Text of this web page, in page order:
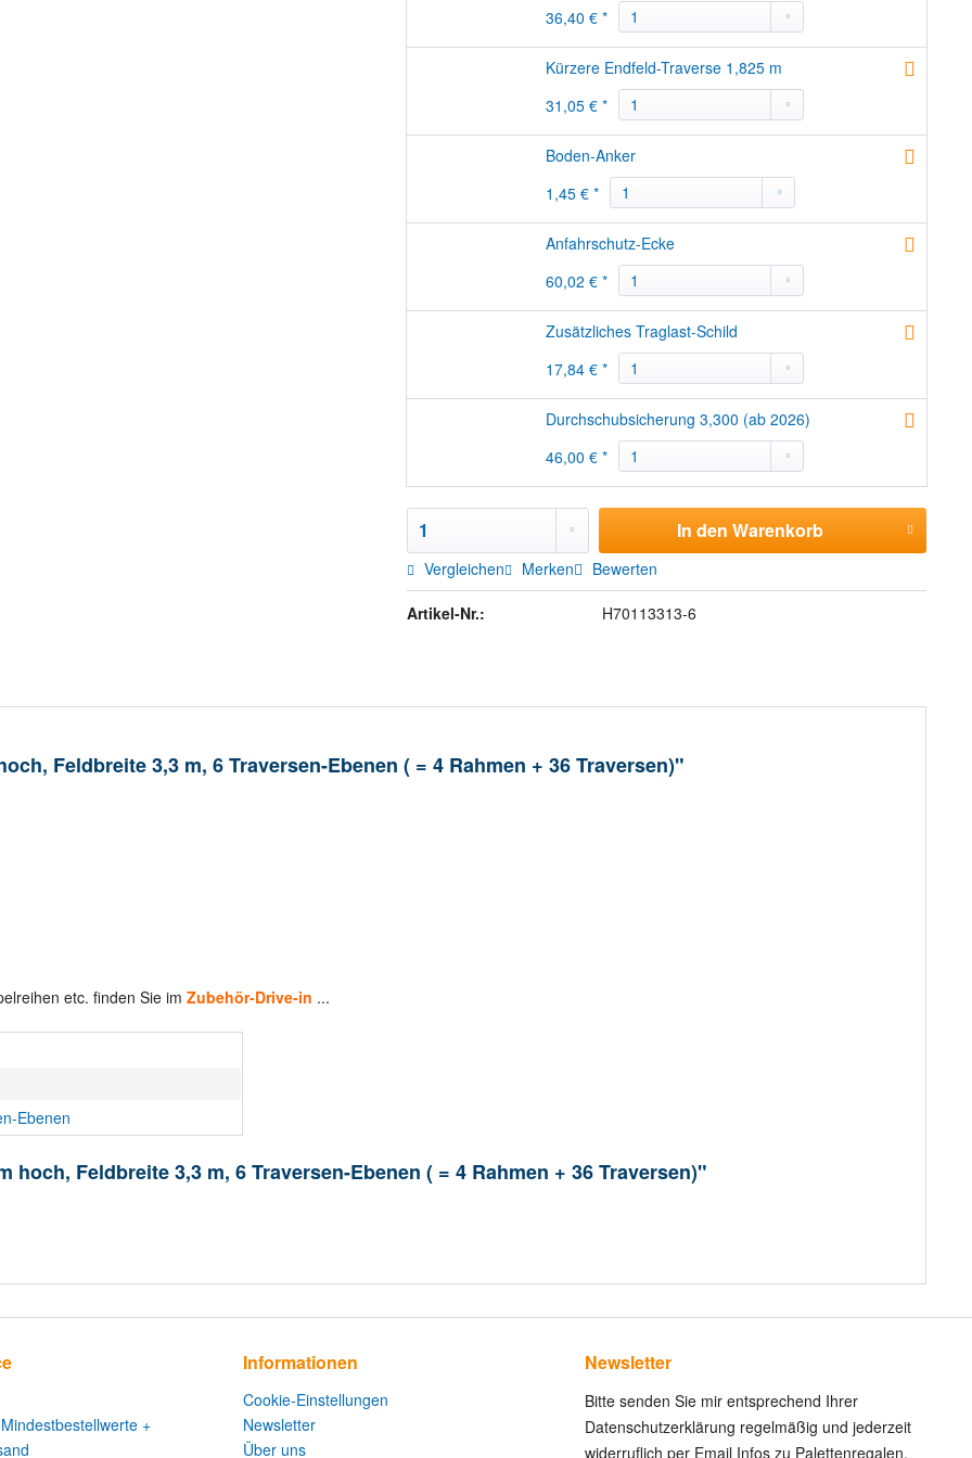
36,40 € *
Kürzere Endfeld-Traverse 1,825 m
31,05 € *
Boden-Anker
1,45 € *
Anfahrschutz-Ecke
60,02 € *
Zusätzliches Traglast-Schild
17,84 € *
Durchschubsicherung 3,300 (ab 2026)
46,00 € *
In den Warenkorb
Vergleichen Merken Bewerten
Artikel-Nr.: H70113313-6
Feldbreite 3,3 m, 6 Traversen-Ebenen ( = 4 Rahmen + 36 Traversen)"
etc. finden Sie im Zubehör-Drive-in ...
Ebenen
Feldbreite 3,3 m, 6 Traversen-Ebenen ( = 4 Rahmen + 36 Traversen)"
+
Informationen
Cookie-Einstellungen
Newsletter
Über uns
Newsletter
Bitte senden Sie mir entsprechend Ihrer
Datenschutzerklärung regelmäßig und jederzeit
widerruflich per Email Infos zu Palettenregalen.